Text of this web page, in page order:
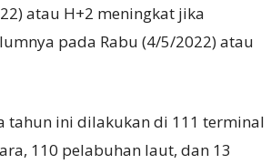
atau H+2 meningkat jika
pada Rabu (4/5/2022) atau
tahun ini dilakukan di 111 terminal
110 pelabuhan laut, dan 13